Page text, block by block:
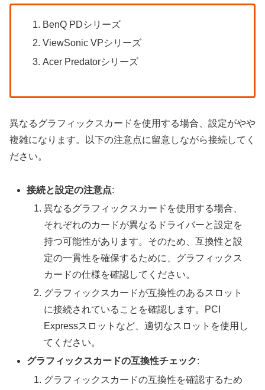
BenQ PDシリーズ
ViewSonic VPシリーズ
Acer Predatorシリーズ
異なるグラフィックスカードを使用する場合、設定がやや
複雑になります。以下の注意点に留意しながら接続してく
ださい。
接続と設定の注意点:
異なるグラフィックスカードを使用する場合、
それぞれのカードが異なるドライバーと設定を
持つ可能性があります。そのため、互換性と設
定の一貫性を確保するために、グラフィックス
カードの仕様を確認してください。
グラフィックスカードが互換性のあるスロット
に接続されていることを確認します。PCI
Expressスロットなど、適切なスロットを使用し
てください。
グラフィックスカードの互換性チェック:
グラフィックスカードの互換性を確認するため